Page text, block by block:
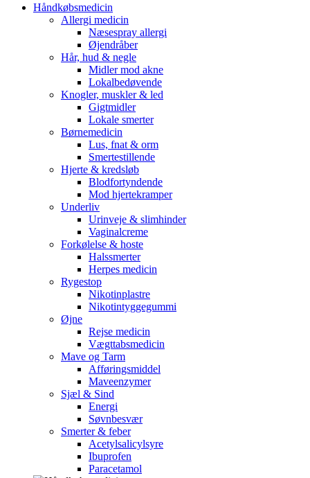
Håndkøbsmedicin
Allergi medicin
Næsespray allergi
Øjendråber
Hår, hud & negle
Midler mod akne
Lokalbedøvende
Knogler, muskler & led
Gigtmidler
Lokale smerter
Børnemedicin
Lus, fnat & orm
Smertestillende
Hjerte & kredsløb
Blodfortyndende
Mod hjertekramper
Underliv
Urinveje & slimhinder
Vaginalcreme
Forkølelse & hoste
Halssmerter
Herpes medicin
Rygestop
Nikotinplastre
Nikotintyggegummi
Øjne
Rejse medicin
Vægttabsmedicin
Mave og Tarm
Afføringsmiddel
Maveenzymer
Sjæl & Sind
Energi
Søvnbesvær
Smerter & feber
Acetylsalicylsyre
Ibuprofen
Paracetamol